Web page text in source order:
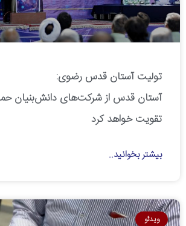
تولیت آستان قدس رضوی:
آستان قدس از شرکت‌های دانش‌بنیان
تقویت خواهد کرد
بیشتر بخوانید..
ویدئو